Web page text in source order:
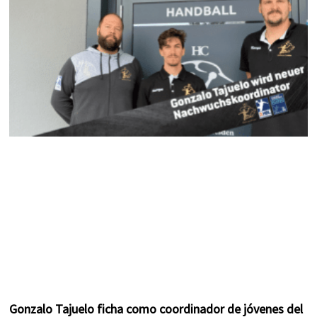
a
m
s
t
Gonzalo Tajuelo ficha como coordinador de jóvenes del